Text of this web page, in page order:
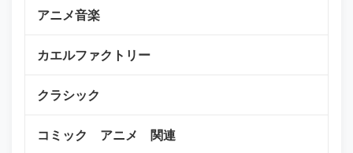
アニメ音楽
カエルファクトリー
クラシック
コミック アニメ 関連